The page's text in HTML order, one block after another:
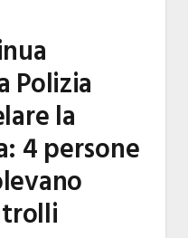
Polizia
la
4 persone